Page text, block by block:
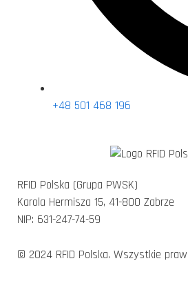
+48 501 468 196
RFID Polska (Grupa PWSK)
Karola Hermisza 15, 41-800 Zabrze
NIP: 631-247-74-59
© 2024 RFID Polska. Wszystkie